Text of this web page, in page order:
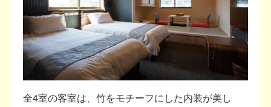
全4室の客室は、竹をモチーフにした内装が美し